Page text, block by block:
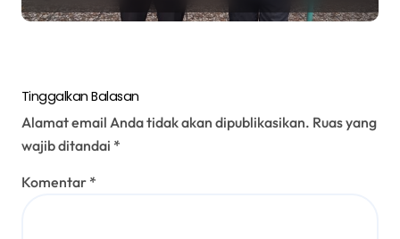
Tinggalkan Balasan
Alamat email Anda tidak akan dipublikasikan. Ruas yang
wajib ditandai *
Komentar *